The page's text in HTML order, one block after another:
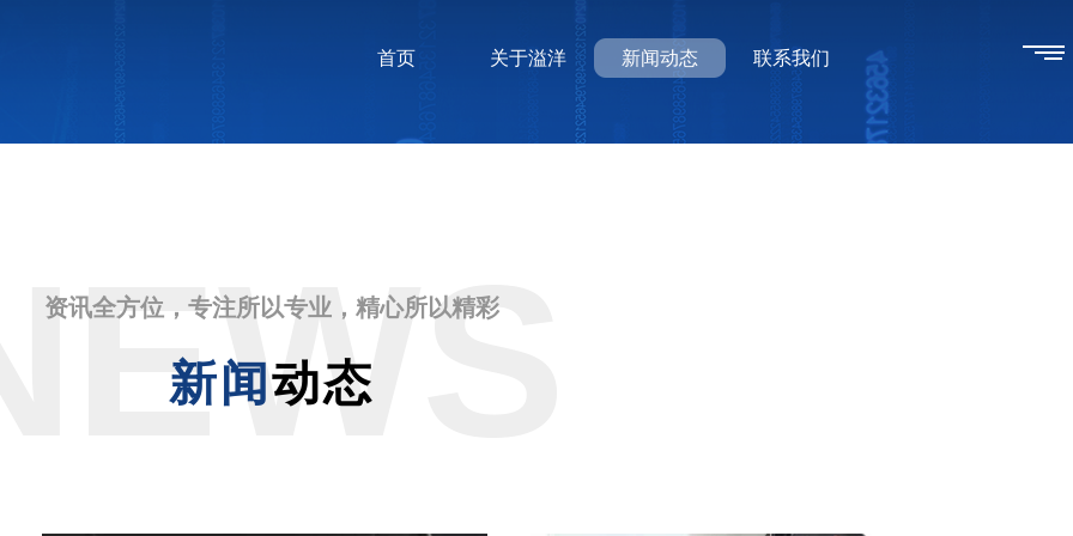
首页 关于溢洋 新闻动态 联系我们
资讯全方位，专注所以专业，精心所以精彩
新闻 动态